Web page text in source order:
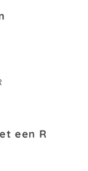
een R